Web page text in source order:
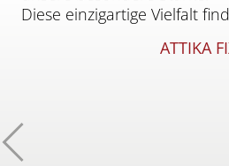
Diese einzigartige Vielfalt
ATTIKA
Zurück